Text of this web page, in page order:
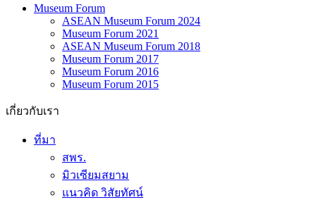
Museum Forum
ASEAN Museum Forum 2024
Museum Forum 2021
ASEAN Museum Forum 2018
Museum Forum 2017
Museum Forum 2016
Museum Forum 2015
เกี่ยวกับเรา
ที่มา
สพร.
มิวเซียมสยาม
แนวคิด วิสัยทัศน์